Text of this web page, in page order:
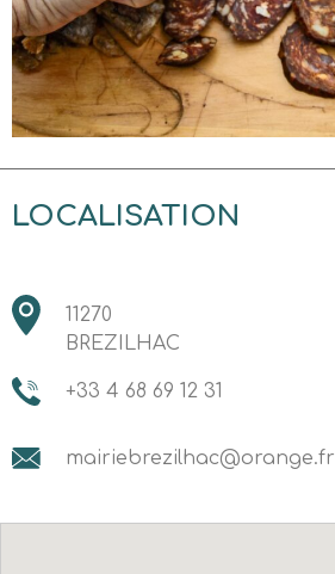
LOCALISATION
11270
BREZILHAC
+33 4 68 69 12 31
mairiebrezilhac@orange.fr